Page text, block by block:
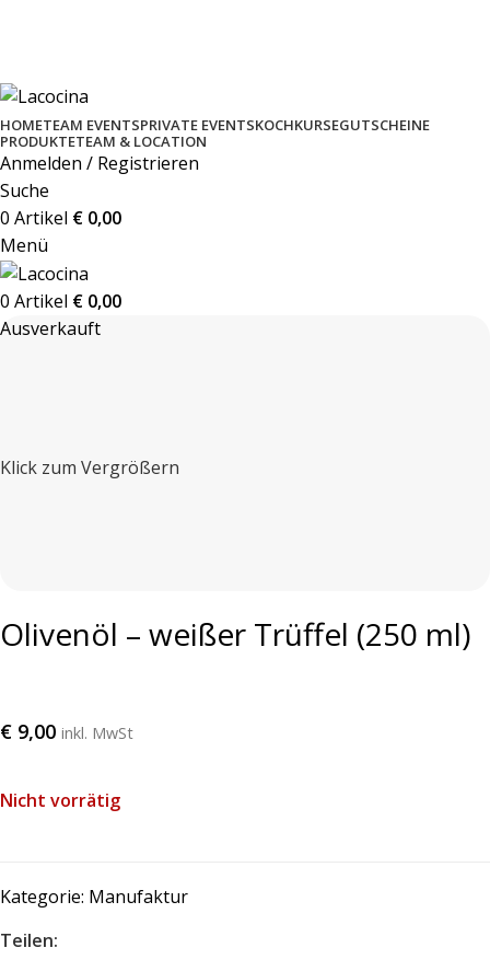
HOMETEAM EVENTSPRIVATE EVENTSKOCHKURSEGUTSCHEINE
PRODUKTETEAM & LOCATION
Anmelden / Registrieren
Suche
0 Artikel € 0,00
Menü
0 Artikel € 0,00
Ausverkauft
Klick zum Vergrößern
Olivenöl – weißer Trüffel (250 ml)
€ 9,00 inkl. MwSt
Nicht vorrätig
Kategorie: Manufaktur
Teilen: